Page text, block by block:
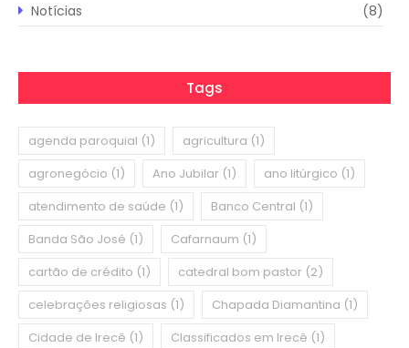
Notícias
(8)
Tags
agenda paroquial (1) agricultura (1)
agronegócio (1) Ano Jubilar (1) ano litúrgico (1)
atendimento de saúde (1) Banco Central (1)
Banda São José (1) Cafarnaum (1)
cartão de crédito (1) catedral bom pastor (2)
celebrações religiosas (1) Chapada Diamantina (1)
Cidade de Irecê (1) Classificados em Irecê (1)